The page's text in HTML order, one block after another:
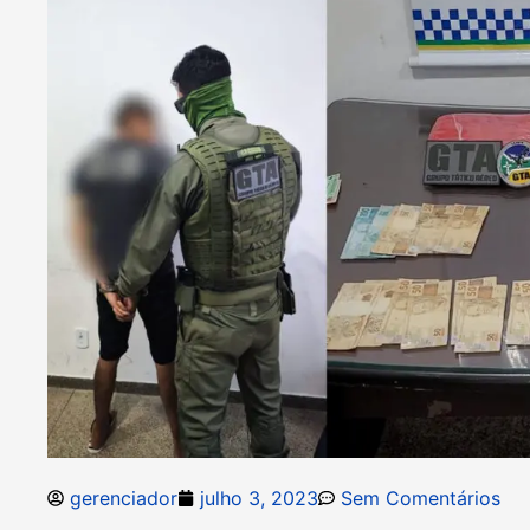
gerenciador julho 3, 2023 Sem Comentários